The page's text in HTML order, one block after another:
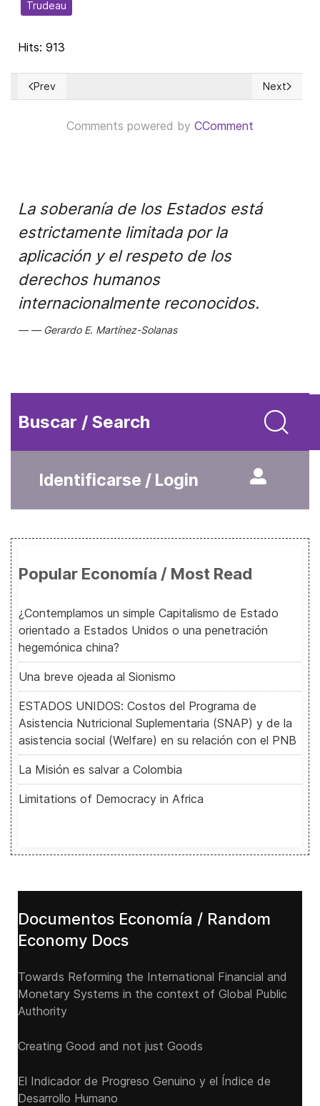
Trudeau
Hits: 913
Previous article: Tariffs, Trade, and the Adjusting of
Prev Next
Next
Comments powered by CComment
La soberanía de los Estados está
estrictamente limitada por la
aplicación y el respeto de los
derechos humanos
internacionalmente reconocidos.
Gerardo E. Martínez-Solanas
Buscar / Search
Identificarse / Login
Popular Economía / Most Read
¿Contemplamos un simple Capitalismo de Estado
orientado a Estados Unidos o una penetración
hegemónica china?
Una breve ojeada al Sionismo
ESTADOS UNIDOS: Costos del Programa de
Asistencia Nutricional Suplementaria (SNAP) y de la
asistencia social (Welfare) en su relación con el PNB
La Misión es salvar a Colombia
Limitations of Democracy in Africa
Documentos Economía / Random
Economy Docs
Towards Reforming the International Financial and
Monetary Systems in the context of Global Public
Authority
Creating Good and not just Goods
El Indicador de Progreso Genuino y el Índice de
Desarrollo Humano